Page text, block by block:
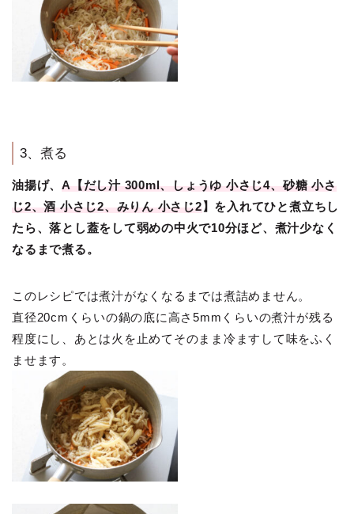
3、煮る
油揚げ、A【だし汁 300ml、しょうゆ 小さじ4、砂糖 小さ
じ2、酒 小さじ2、みりん 小さじ2】を入れてひと煮立ちし
たら、落とし蓋をして弱めの中火で10分ほど、煮汁少なく
なるまで煮る。
このレシピでは煮汁がなくなるまでは煮詰めません。
直径20cmくらいの鍋の底に高さ5mmくらいの煮汁が残る
程度にし、あとは火を止めてそのまま冷ますして味をふく
ませます。